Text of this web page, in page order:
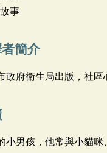
事
簡介
政府衛生局出版，社區
小男孩，他常與小貓